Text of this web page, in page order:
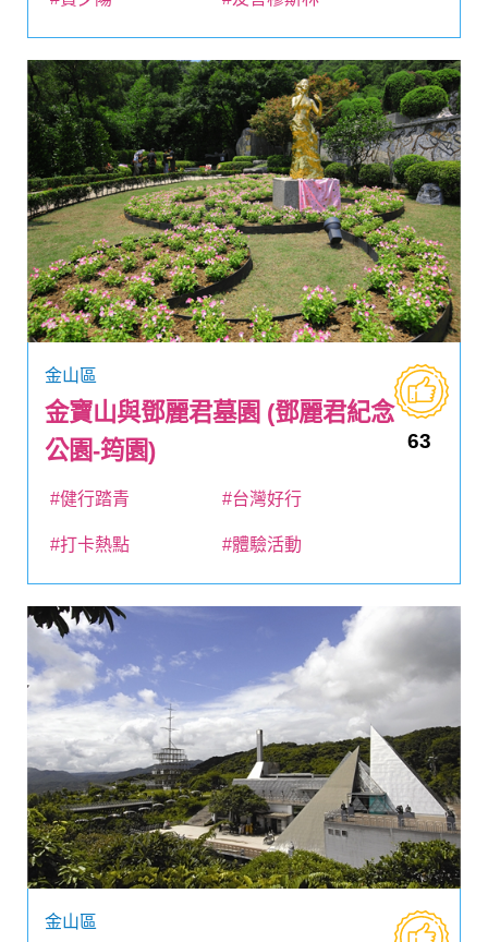
金山區
金寶山與鄧麗君墓園 (鄧麗君紀念
公園-筠園)
63
#健行踏青 #台灣好行
#打卡熱點 #體驗活動
金山區